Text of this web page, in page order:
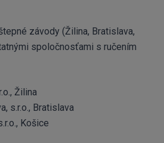
závody (Žilina, Bratislava,
spoločnosťami s ručením
Žilina
s.r.o., Bratislava
Košice